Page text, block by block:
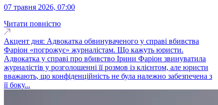
07 травня 2026, 07:00
Читати повністю
Акцент дня: Адвокатка обвинуваченого у справі вбивства
Фаріон «погрожує» журналістам. Що кажуть юристи.
Адвокатка у справі про вбивство Ірини Фаріон звинуватила
журналістів у розголошенні її розмов із клієнтом, але юристи
вважають, що конфіденційність не була належно забезпечена з
її боку...